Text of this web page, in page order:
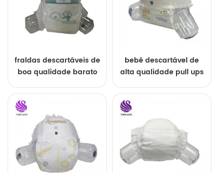
fraldas descartáveis ​​de
boa qualidade barato
bebê descartável de
alta qualidade pull ups